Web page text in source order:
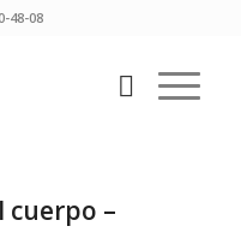
48-08
cuerpo –